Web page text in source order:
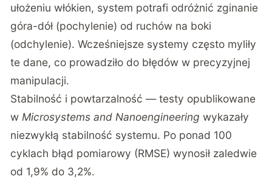
ułożeniu włókien, system potrafi odróżnić zginanie
góra-dół (pochylenie) od ruchów na boki
(odchylenie). Wcześniejsze systemy często myliły
te dane, co prowadziło do błędów w precyzyjnej
manipulacji.
Stabilność i powtarzalność — testy opublikowane
w Microsystems and Nanoengineering wykazały
niezwykłą stabilność systemu. Po ponad 100
cyklach błąd pomiarowy (RMSE) wynosił zaledwie
od 1,9% do 3,2%.